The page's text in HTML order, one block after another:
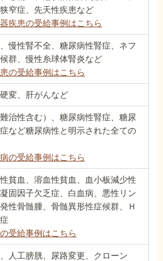
窄症、先天性疾患など
疾患の受給事例はこちら
慢性腎不全、糖尿病性腎症、ネフ
群、慢性糸球体腎炎など
の受給事例はこちら
変、肝がんなど
治性含む）、糖尿病性腎症、糖尿
など糖尿病性と明示された全ての
の受給事例はこちら
貧血、溶血性貧血、血小板減少性
固因子欠乏症、白血病、悪性リン
性骨髄腫、骨髄異形性症候群、Ｈ
受給事例はこちら
人工膀胱、尿路変更、クローン